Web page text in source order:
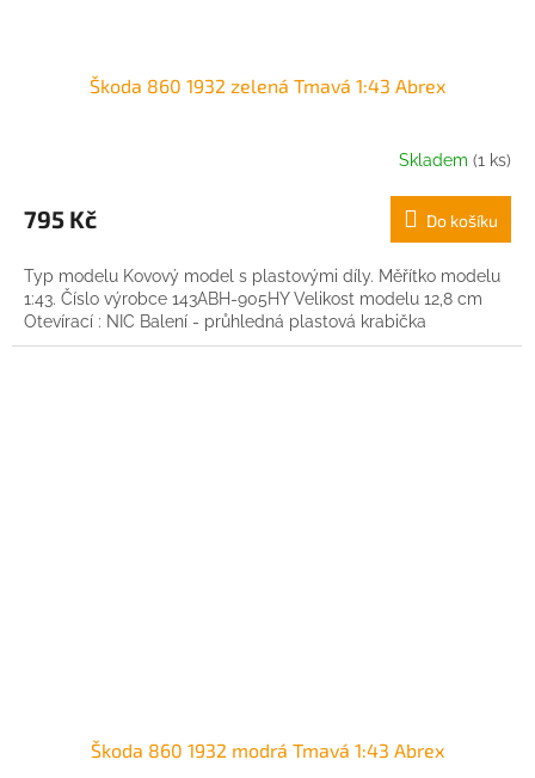
Škoda 860 1932 zelená Tmavá 1:43 Abrex
Skladem (1 ks)
795 Kč Do košíku
Typ modelu Kovový model s plastovými díly. Měřítko modelu
1:43. Číslo výrobce 143ABH-905HY Velikost modelu 12,8 cm
Otevírací : NIC Balení - průhledná plastová krabička
Škoda 860 1932 modrá Tmavá 1:43 Abrex